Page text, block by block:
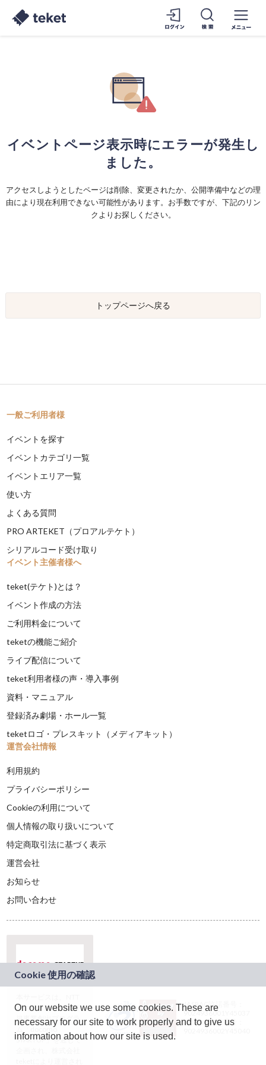
イベントページ表示時にエラーが発生し
ました。
アクセスしようとしたページは削除、変更されたか、公開準備中などの理
由により現在利用できない可能性があります。お手数ですが、下記のリン
クよりお探しください。
トップページへ戻る
一般ご利用者様
イベントを探す
イベントカテゴリ一覧
イベントエリア一覧
使い方
よくある質問
PRO ARTEKET（プロアルテケト）
シリアルコード受け取り
イベント主催者様へ
teket(テケト)とは？
イベント作成の方法
ご利用料金について
teketの機能ご紹介
ライブ配信について
teket利用者様の声・導入事例
資料・マニュアル
登録済み劇場・ホール一覧
teketロゴ・プレスキット（メディアキット）
運営会社情報
利用規約
プライバシーポリシー
Cookieの利用について
個人情報の取り扱いについて
特定商取引法に基づく表示
運営会社
お知らせ
お問い合わせ
ドコモグループの新
規事業創出プログラ
ム「docomo
STARTUP」を通じて
JASRAC許諾番号：
9024936001Y45037
JASRAC許諾番号：
On our website we use some cookies. These are
necessary for our site to work properly and to give us
information about how our site is used.